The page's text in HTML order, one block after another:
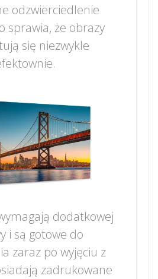
odzwierciedlenie
sprawia, że obrazy
się niezwykle
dodatkowej
i są gotowe do
zaraz po wyjęciu z
zadrukowane